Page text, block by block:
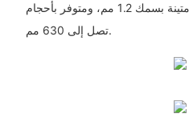
مصنوع من سبيكة ألومنيوم متينة بسمك 1.2 مم، ومتوفر بأحجام
تصل إلى 630 مم.